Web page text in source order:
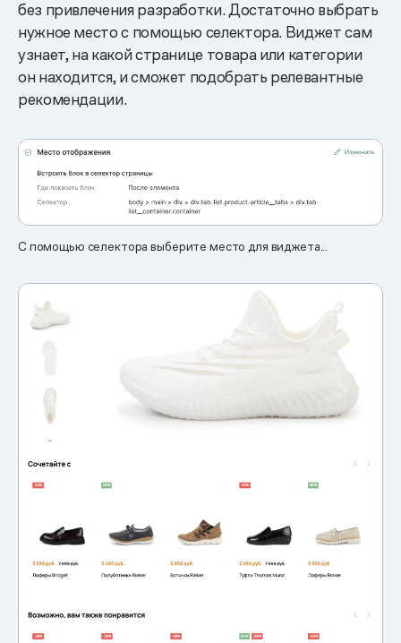
без привлечения разработки. Достаточно выбрать
нужное место с помощью селектора. Виджет сам
узнает, на какой странице товара или категории
он находится, и сможет подобрать релевантные
рекомендации.
С помощью селектора выберите место для виджета...